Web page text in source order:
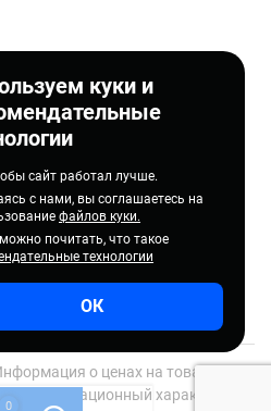
куки и
сайт работал лучше.
с нами, вы соглашаетесь на
файлов куки.
почитать, что такое
технологии
ОК
о ценах на товары на
информационный характер и не
0